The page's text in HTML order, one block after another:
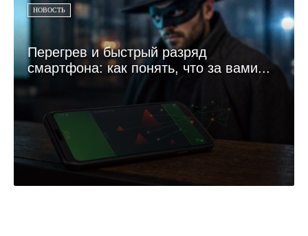
НОВОСТЬ
Перегрев и быстрый разряд
смартфона: как понять, что за вами...